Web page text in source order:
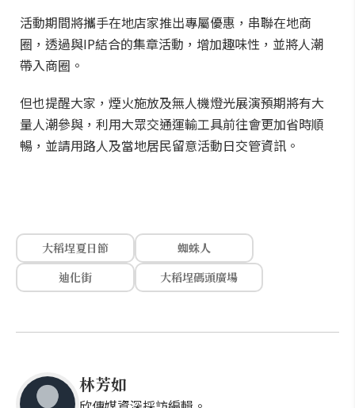
活動期間將攜手在地店家推出專屬優惠，串聯在地商
圈，透過與IP結合的集章活動，增加趣味性，並將人潮
帶入商圈。
但也提醒大家，煙火施放及無人機燈光展演預期將有大
量人潮參與，利用大眾交通運輸工具前往會更加省時順
暢，並請用路人及當地居民留意活動日交管資訊。
大稻埕夏日節
蜘蛛人
迪化街
大稻埕碼頭廣場
林芳如